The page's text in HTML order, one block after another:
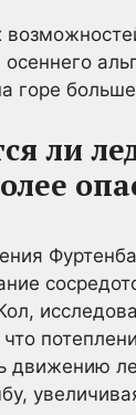
горе
ли
движению